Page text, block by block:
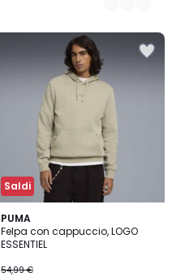
Saldi
PUMA
Felpa con cappuccio, LOGO
ESSENTIEL
54,99 €
5
Colori